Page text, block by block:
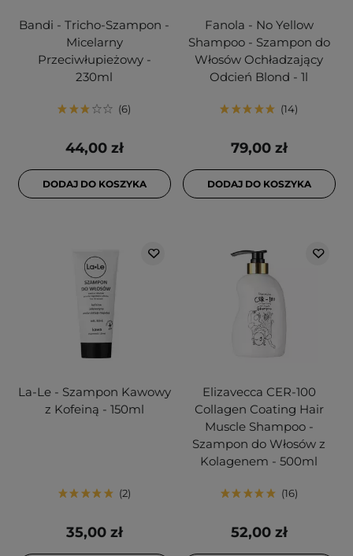
Bandi - Tricho-Szampon -
Micelarny
Przeciwłupieżowy -
230ml
6
44,00 zł
DODAJ DO KOSZYKA
Fanola - No Yellow
Shampoo - Szampon do
Włosów Ochładzający
Odcień Blond - 1l
14
79,00 zł
DODAJ DO KOSZYKA
La-Le - Szampon Kawowy
z Kofeiną - 150ml
2
35,00 zł
Elizavecca CER-100
Collagen Coating Hair
Muscle Shampoo -
Szampon do Włosów z
Kolagenem - 500ml
16
52,00 zł